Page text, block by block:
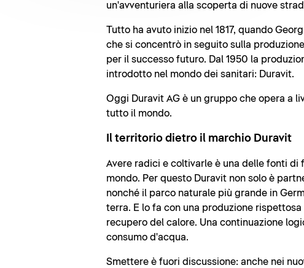
un'avventuriera alla scoperta di nuove
Tutto ha avuto inizio nel 1817, quando
che si concentrò in seguito sulla
per il successo futuro. Dal 1950 la
introdotto nel mondo dei sanitari: Duravit.
Oggi Duravit AG è un gruppo che opera a
tutto il mondo.
Il territorio dietro il marchio Duravit
Avere radici e coltivarle è una delle fonti di
mondo. Per questo Duravit non solo è
nonché il parco naturale più grande in
terra. E lo fa con una produzione
recupero del calore. Una continuazione
consumo d'acqua.
Smettere è fuori discussione: anche nei